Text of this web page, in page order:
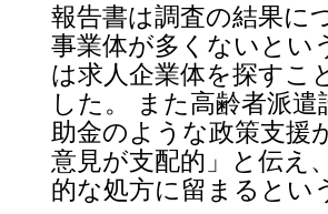
報告書は調査の結果に
事業体が多くないとい
は求人企業体を探すこ
した。 また高齢者派
助金のような政策支援
意見が支配的」と伝え
的な処方に留まるとい